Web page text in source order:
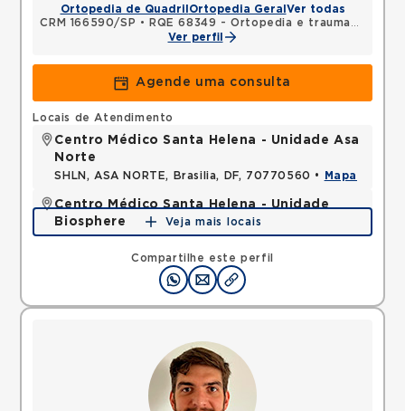
Ortopedia de Quadril Ortopedia Geral Ver todas
CRM 166590/SP •
RQE 68349 - Ortopedia e traumatologia
Ver perfil
Agende uma consulta
Compartilhe este perfil
Locais de Atendimento
Centro Médico Santa Helena - Unidade Asa
Norte
SHLN, ASA NORTE, Brasilia, DF, 70770560 • Mapa
Centro Médico Santa Helena - Unidade
Biosphere
SHLN, ASA NORTE, Brasilia, DF, 70770560 •Mapa
Veja mais locais